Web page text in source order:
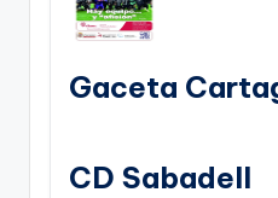
Gaceta
CD Sabadell